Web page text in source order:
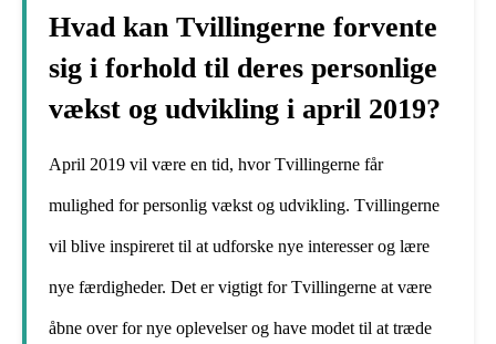
Hvad kan Tvillingerne forvente
sig i forhold til deres personlige
vækst og udvikling i april 2019?
April 2019 vil være en tid, hvor Tvillingerne får
mulighed for personlig vækst og udvikling. Tvillingerne
vil blive inspireret til at udforske nye interesser og lære
nye færdigheder. Det er vigtigt for Tvillingerne at være
åbne over for nye oplevelser og have modet til at træde